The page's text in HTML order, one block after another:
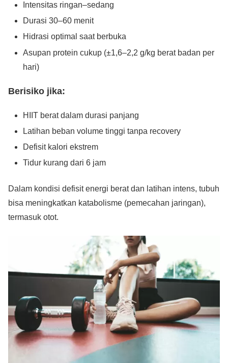
Intensitas ringan–sedang
Durasi 30–60 menit
Hidrasi optimal saat berbuka
Asupan protein cukup (±1,6–2,2 g/kg berat badan per
hari)
Berisiko jika:
HIIT berat dalam durasi panjang
Latihan beban volume tinggi tanpa recovery
Defisit kalori ekstrem
Tidur kurang dari 6 jam
Dalam kondisi defisit energi berat dan latihan intens, tubuh
bisa meningkatkan katabolisme (pemecahan jaringan),
termasuk otot.